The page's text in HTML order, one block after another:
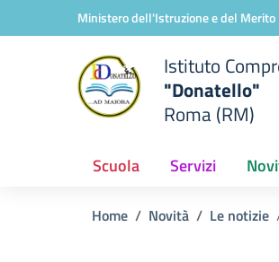
Vai ai contenuti
Vai al menu di navigazioneMinistero dell'Istruzione e del Merito
Istituto
"Donatello"
Roma (RM)
Scuola Servizi
Home Novità Le notizie